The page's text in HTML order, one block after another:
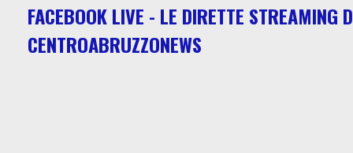
FACEBOOK LIVE - LE DIRETTE STREAMING
CENTROABRUZZONEWS